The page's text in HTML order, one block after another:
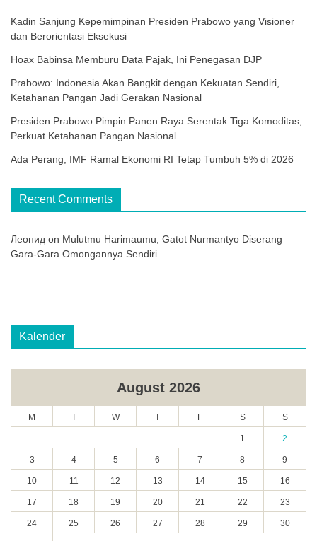
Kadin Sanjung Kepemimpinan Presiden Prabowo yang Visioner
dan Berorientasi Eksekusi
Hoax Babinsa Memburu Data Pajak, Ini Penegasan DJP
Prabowo: Indonesia Akan Bangkit dengan Kekuatan Sendiri,
Ketahanan Pangan Jadi Gerakan Nasional
Presiden Prabowo Pimpin Panen Raya Serentak Tiga Komoditas,
Perkuat Ketahanan Pangan Nasional
Ada Perang, IMF Ramal Ekonomi RI Tetap Tumbuh 5% di 2026
Recent Comments
Леонид on Mulutmu Harimaumu, Gatot Nurmantyo Diserang
Gara-Gara Omongannya Sendiri
Kalender
August 2026
M T W T F S S
1 2
3 4 5 6 7 8 9
10 11 12 13 14 15 16
17 18 19 20 21 22 23
24 25 26 27 28 29 30